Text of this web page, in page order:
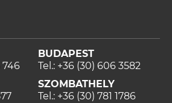
746
BUDAPEST
Tel.: +36 (30) 606 3582
SZOMBATHELY
Tel.: +36 (30) 781 1786